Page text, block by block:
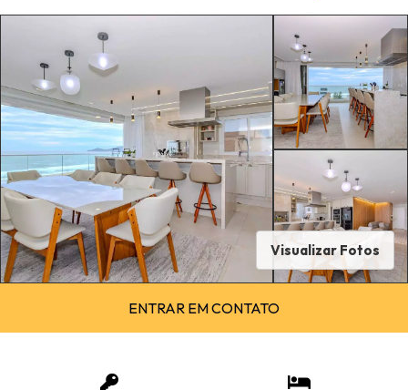
Visualizar Fotos
ENTRAR EM CONTATO